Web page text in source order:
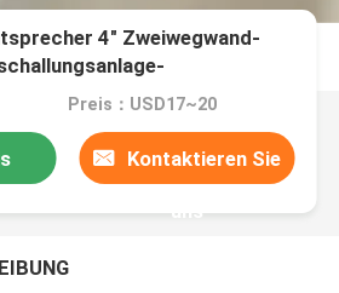
4" Zweiwegwand-
Preis：USD17~20
Kontaktieren Sie
uns